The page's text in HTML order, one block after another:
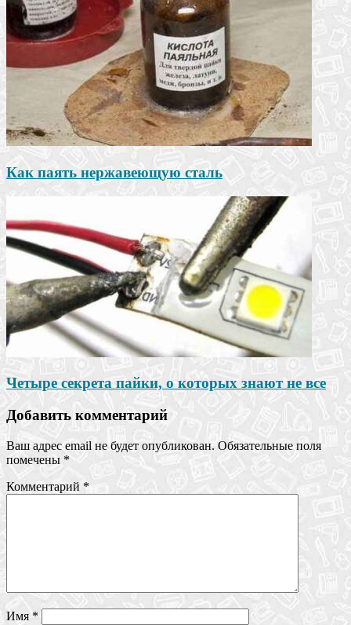
Как паять нержавеющую сталь
Четыре секрета пайки, о которых знают не все
Добавить комментарий
Ваш адрес email не будет опубликован. Обязательные поля
помечены *
Комментарий *
Имя *